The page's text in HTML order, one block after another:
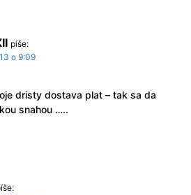
píše:
o 9:09
dristy dostava plat – tak sa da
snahou …..